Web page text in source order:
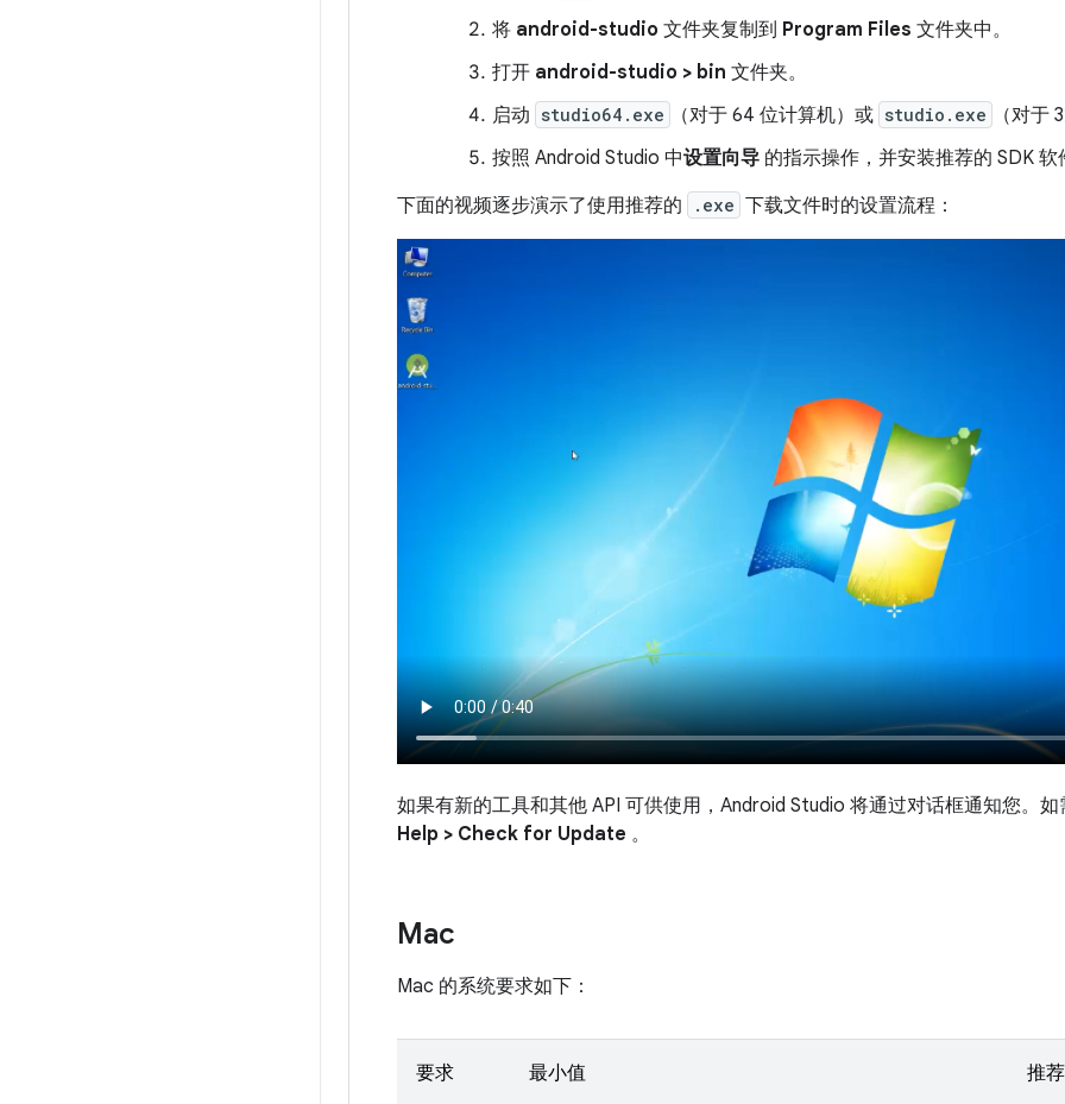
将 android-studio 文件夹复制到 Program Files 文件夹中。
打开 android-studio > bin 文件夹。
启动 studio64.exe （对于 64 位计算机）或 studio.exe
（对于
按照 Android Studio 中设置向导 的指示操作，并安装推荐的 SDK 软
下面的视频逐步演示了使用推荐的
.exe 下载文件时的设置流程：
如果有新的工具和其他 API 可供使用，Android Studio 将通过对话框通知您。
Help > Check for Update 。
Mac
Mac 的系统要求如下：
要求 最小值 推荐